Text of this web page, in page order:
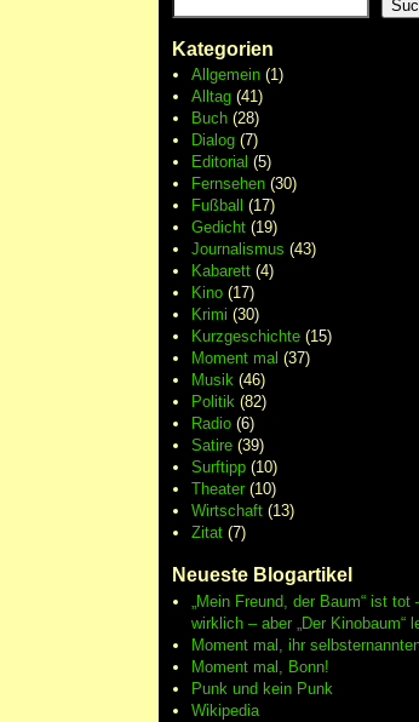
Kategorien
Allgemein(1)
Alltag(41)
Buch(28)
Dialog(7)
Editorial (5)
Fernsehen(30)
Fußball (17)
Gedicht(19)
Journalismus (43)
Kabarett(4)
Kino(17)
Krimi (30)
Kurzgeschichte(15)
Moment mal (37)
Musik(46)
Politik(82)
Radio(6)
Satire(39)
Surftipp(10)
Theater(10)
Wirtschaft(13)
Zitat(7)
Neueste Blogartikel
„Mein Freund, der Baum“ ist tot
wirklich – aber „Der Kinobaum“
Moment mal, ihr
Moment mal, Bonn!
Punk und kein Punk
Wikipedia